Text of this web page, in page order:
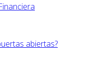
abiertas?